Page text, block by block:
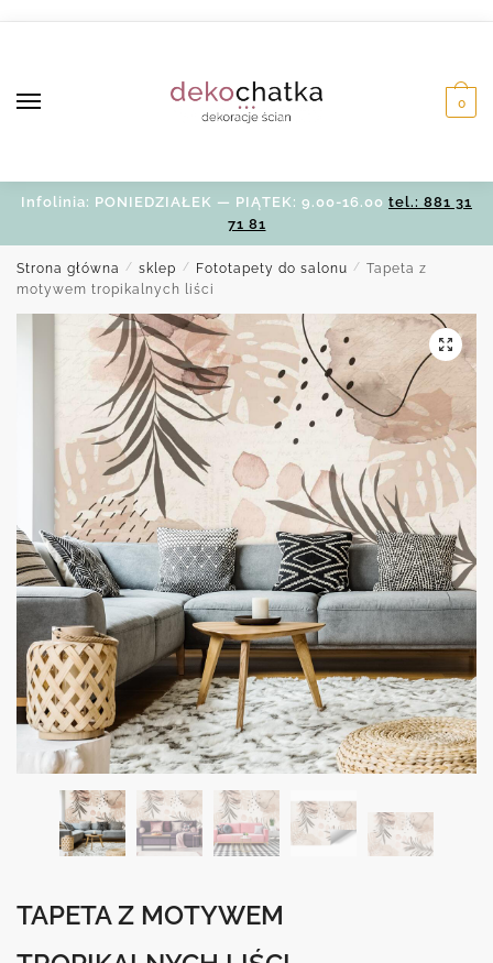
0
Infolinia: PONIEDZIAŁEK — PIĄTEK: 9.00-16.00 tel.: 881 31
71 81
Strona główna / sklep / Fototapety do salonu / Tapeta z
motywem tropikalnych liści
TAPETA Z MOTYWEM